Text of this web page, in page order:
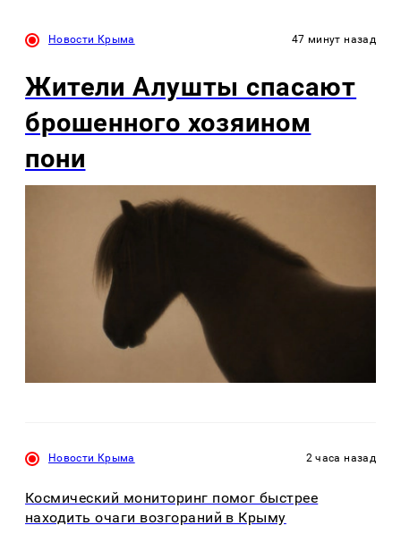
Новости Крыма 47 минут назад
Жители Алушты спасают
брошенного хозяином
пони
Новости Крыма 2 часа назад
Космический мониторинг помог быстрее
находить очаги возгораний в Крыму